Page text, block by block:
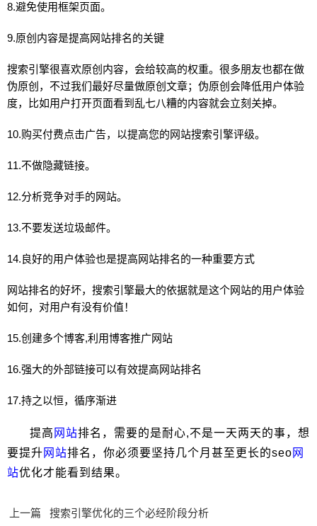
8.避免使用框架页面。
9.原创内容是提高网站排名的关键
搜索引擎很喜欢原创内容，会给较高的权重。很多朋友也都在做
伪原创，不过我们最好尽量做原创文章；伪原创会降低用户体验
度，比如用户打开页面看到乱七八糟的内容就会立刻关掉。
10.购买付费点击广告，以提高您的网站搜索引擎评级。
11.不做隐藏链接。
12.分析竞争对手的网站。
13.不要发送垃圾邮件。
14.良好的用户体验也是提高网站排名的一种重要方式
网站排名的好坏，搜索引擎最大的依据就是这个网站的用户体验
如何，对用户有没有价值！
15.创建多个博客,利用博客推广网站
16.强大的外部链接可以有效提高网站排名
17.持之以恒，循序渐进
提高 网站排名，需要的是耐心,不是一天两天的事，想
要提升 网站排名，你必须要坚持几个月甚至更长的seo 网
站优化才能看到结果。
上一篇 搜索引擎优化的三个必经阶段分析